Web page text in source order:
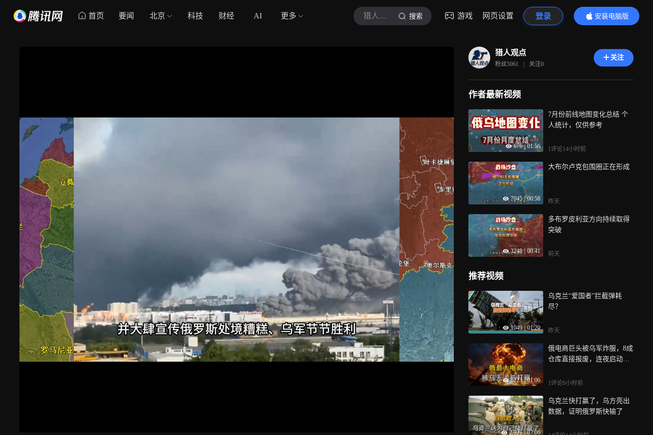
首页 要闻 北京 科技 财经 AI 更多 猎人观点 搜索 游戏 网页设置 登录
安装电脑版
内容更精彩
猎人观点
粉丝5061 | 关注0
关注
作者最新视频
676 | 01:56
7月份前线地图变化总结 个
人统计，仅供参考
1评论14小时前
7045 | 00:58
大布尔卢克包围圈正在形成
昨天
3248 | 00:41
多布罗皮利亚方向持续取得
突破
前天
推荐视频
1049 01:20
乌克兰“爱国者”拦截弹耗
尽？
昨天
6223 | 01:06
俄电商巨头被乌军炸服，8成
仓库直接报废，连夜启动大
1评论6小时前
2.9万 | 03:06
乌克兰快打赢了，乌方亮出
数据，证明俄罗斯快输了